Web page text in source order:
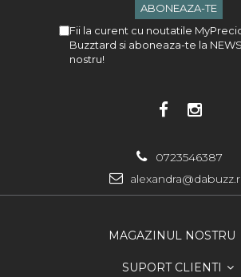
Fii la curent cu noutatile
Buzztard si aboneaza-te la
nostru!
0723546387
MAGAZINUL NOSTRU
SUPORT CLIENTI